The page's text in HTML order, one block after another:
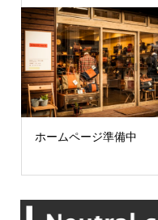
ホームページ準備中